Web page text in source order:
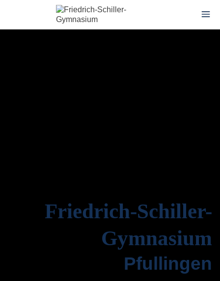
Friedrich-Schiller-
Gymnasium
Pfullingen